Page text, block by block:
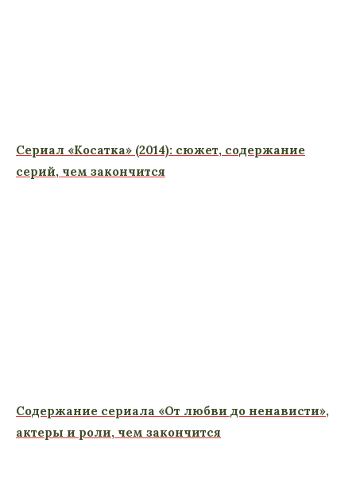
Сериал «Косатка» (2014): сюжет, содержание
серий, чем закончится
Содержание сериала «От любви до ненависти»,
актеры и роли, чем закончится